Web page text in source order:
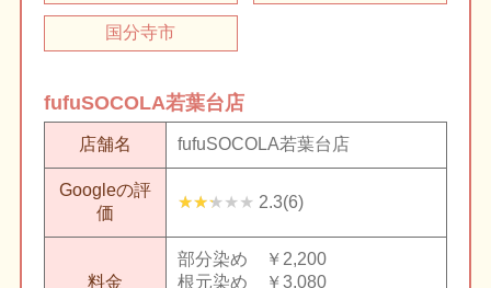
国分寺市
fufuSOCOLA若葉台店
店舗名 fufuSOCOLA若葉台店
Googleの評
価
2.3(6)
料金
部分染め ￥2,200
根元染め ￥3,080